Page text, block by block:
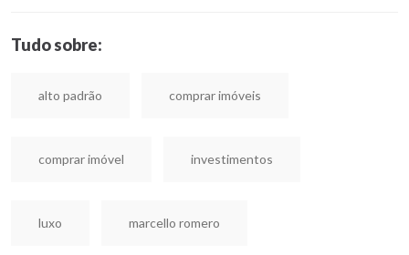
Tudo sobre:
alto padrão comprar imóveis
comprar imóvel investimentos
luxo marcello romero